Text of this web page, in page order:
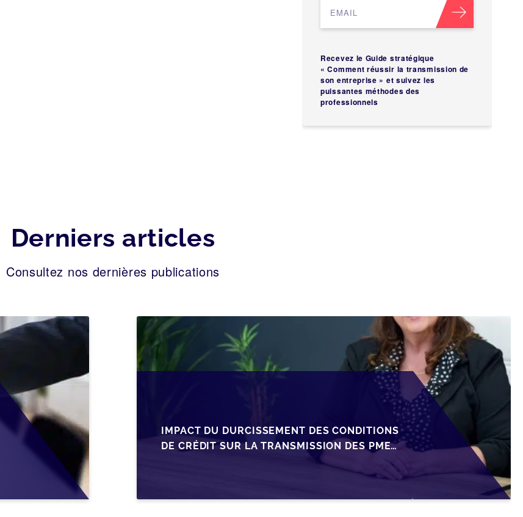
Recevez le Guide stratégique
« Comment réussir la transmission de
son entreprise » et suivez les
puissantes méthodes des
professionnels
Derniers articles
Consultez nos dernières publications
IMPACT DU DURCISSEMENT DES CONDITIONS
DE CRÉDIT SUR LA TRANSMISSION DES PME